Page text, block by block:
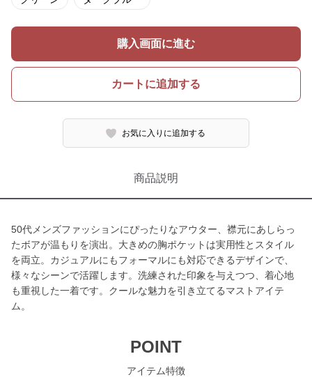
購入画面に進む
カートに追加する
お気に入りに追加する
商品説明
50代メンズファッションにぴったりなアウター、襟元にあしらっ
たボアが温もりを演出。大きめの胸ポケットは実用性とスタイル
を両立。カジュアルにもフォーマルにも対応できるデザインで、
様々なシーンで活躍します。洗練された印象を与えつつ、着心地
も重視した一着です。クールな魅力を引き立てるマストアイテ
ム。
POINT
アイテム特徴